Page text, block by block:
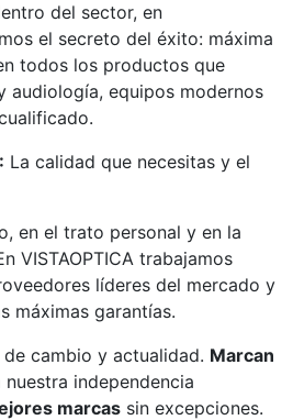
del sector, en
el secreto del éxito: máxima
todos los productos que
audiología, equipos modernos
La calidad que necesitas y el
en el trato personal y en la
VISTAOPTICA trabajamos
líderes del mercado y
máximas garantías.
cambio y actualidad. Marcan
nuestra independencia
marcas sin excepciones.